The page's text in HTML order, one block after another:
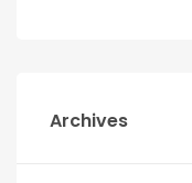
Archives